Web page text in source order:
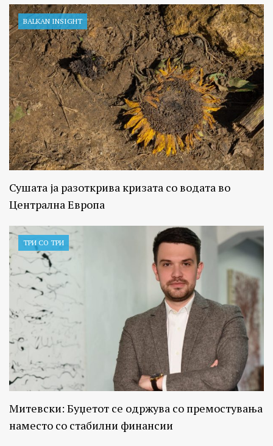
BALKAN INSIGHT
Сушата ја разоткрива кризата со водата во
Централна Европа
ТРИ СО ТРИ
Митевски: Буџетот се одржува со премостувања
наместо со стабилни финансии